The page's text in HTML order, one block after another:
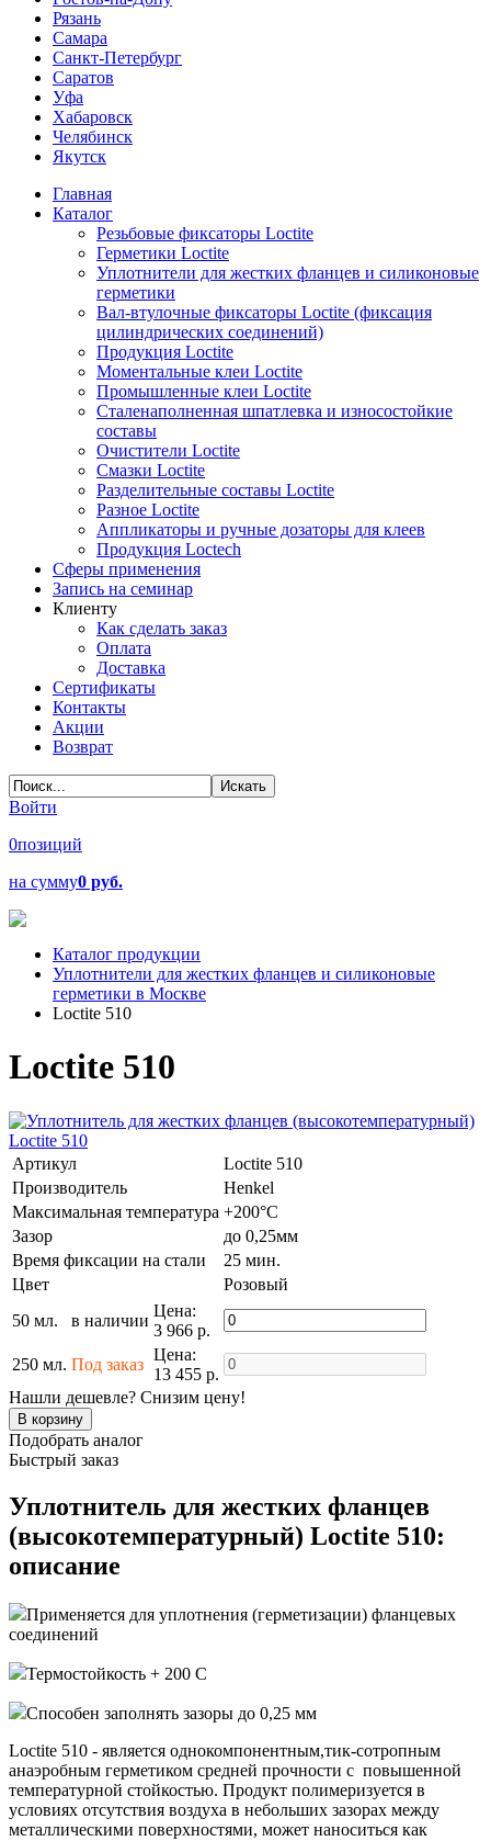
Рязань
Самара
Санкт-Петербург
Саратов
Уфа
Хабаровск
Челябинск
Якутск
Главная
Каталог
Резьбовые фиксаторы Loctite
Герметики Loctite
Уплотнители для жестких фланцев и силиконовые
герметики
Вал-втулочные фиксаторы Loctite (фиксация
цилиндрических соединений)
Продукция Loctite
Моментальные клеи Loctite
Промышленные клеи Loctite
Сталенаполненная шпатлевка и износостойкие
составы
Очистители Loctite
Смазки Loctite
Разделительные составы Loctite
Разное Loctite
Аппликаторы и ручные дозаторы для клеев
Продукция Loctech
Сферы применения
Запись на семинар
Клиенту
Как сделать заказ
Оплата
Доставка
Сертификаты
Контакты
Акции
Возврат
Войти
0позиций
на сумму0 руб.
Каталог продукции
Уплотнители для жестких фланцев и силиконовые
герметики в Москве
Loctite 510
Loctite 510
Артикул
Loctite 510
Производитель
Henkel
Максимальная температура +200°C
Зазор
до 0,25мм
Время фиксации на стали
25 мин.
Цвет
Розовый
50 мл.
в наличии
Цена:
3 966 р.
250 мл. Под заказ
Цена:
13 455 р.
Нашли дешевле? Снизим цену!
Подобрать аналог
Быстрый заказ
Уплотнитель для жестких фланцев
(высокотемпературный) Loctite 510:
описание
Применяется для уплотнения (герметизации) фланцевых
соединений
Термостойкость + 200 С
Способен заполнять зазоры до 0,25 мм
Loctite 510 - является однокомпонентным,тик-сотропным
анаэробным герметиком средней прочности с повышенной
температурной стойкостью. Продукт полимеризуется в
условиях отсутствия воздуха в небольших зазорах между
металлическими поверхностями, может наноситься как